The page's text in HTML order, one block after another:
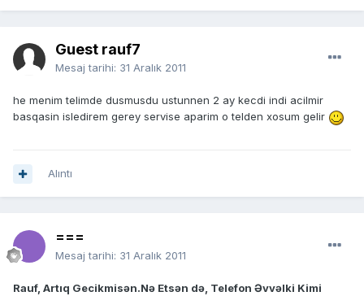
Guest rauf7
Mesaj tarihi: 31 Aralık 2011
he menim telimde dusmusdu ustunnen 2 ay kecdi indi acilmir
basqasin isledirem gerey servise aparim o telden xosum gelir
Alıntı
===
Mesaj tarihi: 31 Aralık 2011
Rauf, Artıq Gecikmisən.Nə Etsən də, Telefon Əvvəlki Kimi